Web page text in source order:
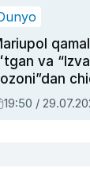
va
—
bosh
19:50 /